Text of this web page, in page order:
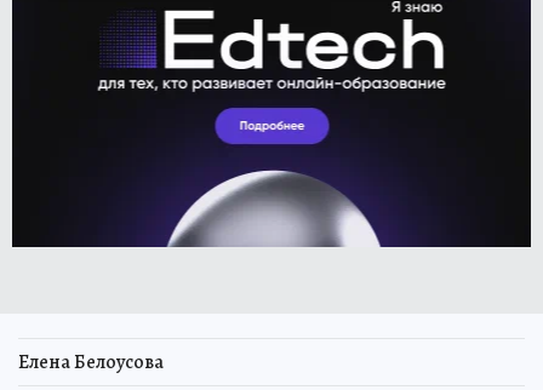
Елена Белоусова